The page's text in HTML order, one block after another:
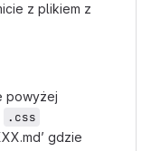
z plikiem z
powyżej
.css
gdzie